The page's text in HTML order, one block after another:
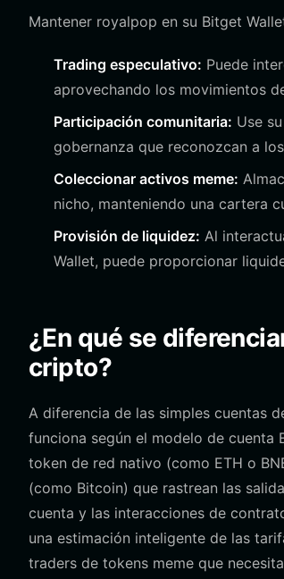
Mantener royalpop en su Bitget
Trading especulativo: Puede
aprovechando los movimientos
Participación comunitaria: Use
gobernanza que reconozcan a
Coleccionar activos meme:
nicho, manteniendo una cartera
Provisión de liquidez: Al
Wallet, puede proporcionar
¿En qué se
cripto?
A diferencia de las simples cuentas
funciona según el modelo de cuenta
token de red nativo (como ETH o
(como Bitcoin) que rastrean las
cuenta y las interacciones de
una estimación inteligente de las
traders de tokens meme que